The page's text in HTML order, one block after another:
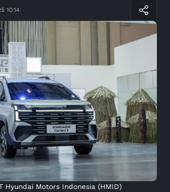
10:14
Hyundai Motors Indonesia (HMID)